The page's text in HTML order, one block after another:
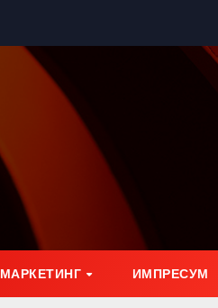
МАРКЕТИНГ ИМПРЕСУМ